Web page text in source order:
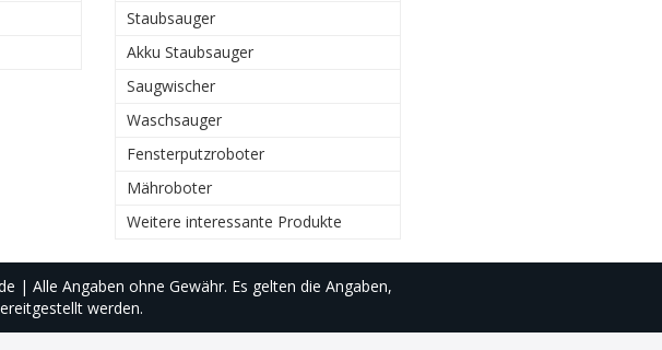
Staubsauger
Akku Staubsauger
Saugwischer
Waschsauger
Fensterputzroboter
Mähroboter
Weitere interessante Produkte
| Alle Angaben ohne Gewähr. Es gelten die Angaben,
werden.